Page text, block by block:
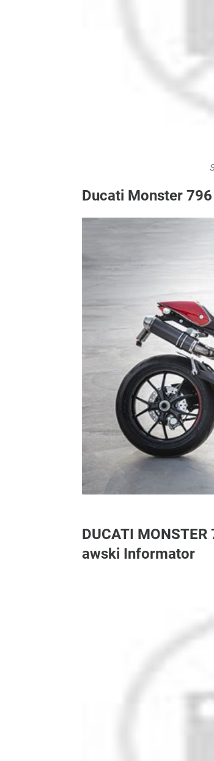
Ducati Monster
DUCATI
awski Informator